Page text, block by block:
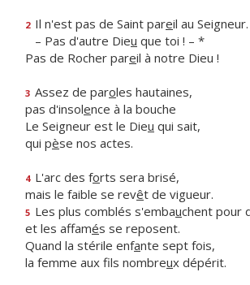
2 Il n'est pas de Saint pareil au
– Pas d'autre Dieu que toi ! – *
Pas de Rocher pareil à notre Dieu !
3 Assez de paroles hautaines,
pas d'insolence à la bouche
Le Seigneur est le Dieu qui sait,
qui pèse nos actes.
4 L'arc des forts sera brisé,
mais le faible se revêt de vigueur.
5 Les plus comblés s'embauchent pour
et les affamés se reposent.
Quand la stérile enfante sept fois,
la femme aux fils nombreux dépérit.